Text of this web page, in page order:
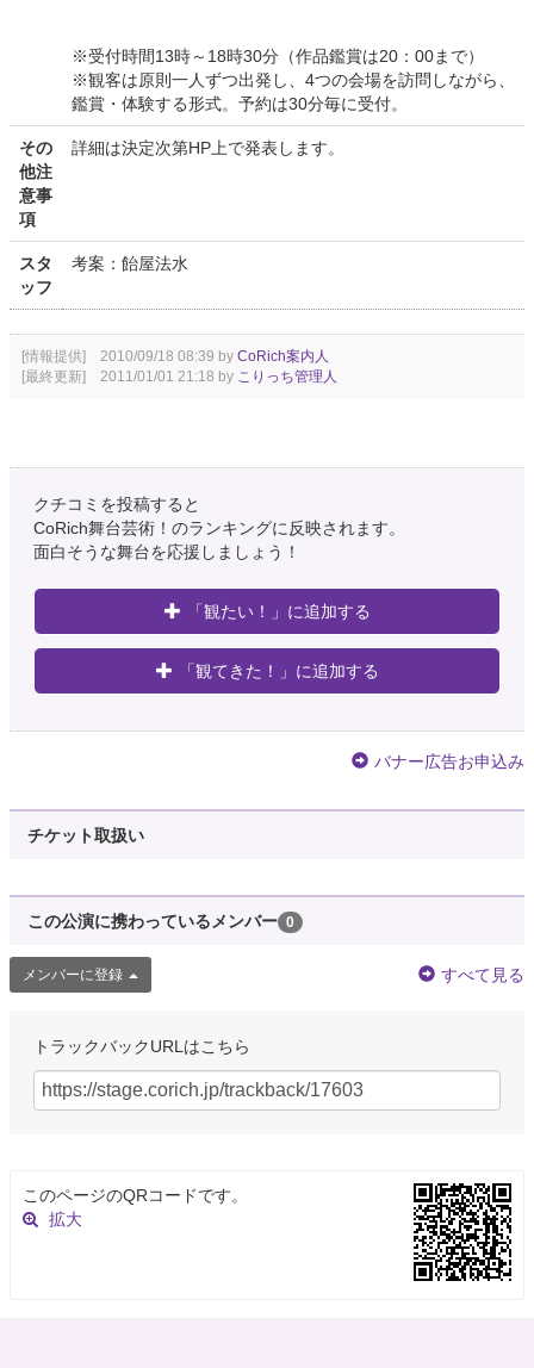
※受付時間13時～18時30分（作品鑑賞は20：00まで）
※観客は原則一人ずつ出発し、4つの会場を訪問しながら、
鑑賞・体験する形式。予約は30分毎に受付。
その
他注
意事
項
詳細は決定次第HP上で発表します。
スタ
ッフ
考案：飴屋法水
[情報提供] 2010/09/18 08:39 by CoRich案内人
[最終更新] 2011/01/01 21:18 by こりっち管理人
クチコミを投稿すると
CoRich舞台芸術！のランキングに反映されます。
面白そうな舞台を応援しましょう！
「観たい！」に追加する
「観てきた！」に追加する
バナー広告お申込み
チケット取扱い
この公演に携わっているメンバー 0
メンバーに登録 すべて見る
トラックバックURLはこちら
このページのQRコードです。
拡大